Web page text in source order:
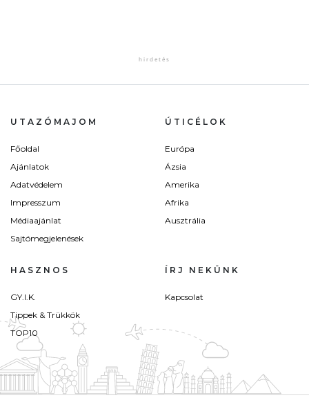
UTAZÓMAJOM
Főoldal
Ajánlatok
Adatvédelem
Impresszum
Médiaajánlat
Sajtómegjelenések
ÚTICÉLOK
Európa
Ázsia
Amerika
Afrika
Ausztrália
HASZNOS
GY.I.K.
Tippek & Trükkök
TOP10
ÍRJ NEKÜNK
Kapcsolat